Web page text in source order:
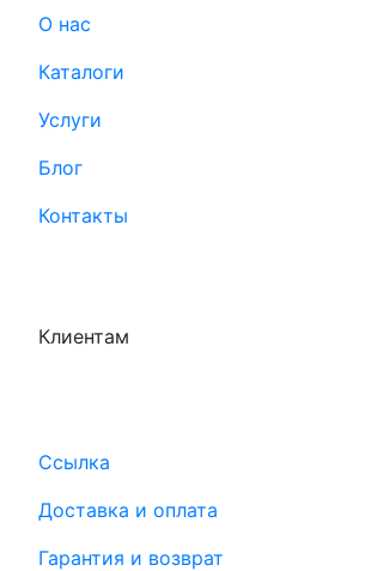
О нас
Каталоги
Услуги
Блог
Контакты
Клиентам
Ссылка
Доставка и оплата
Гарантия и возврат